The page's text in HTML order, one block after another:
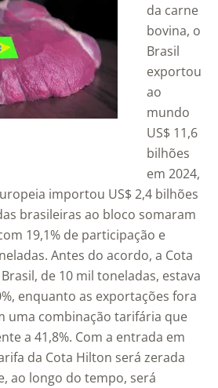
da carne
bovina, o
Brasil
exportou
ao
mundo
US$ 11,6
bilhões
em 2024,
importou US$ 2,4 bilhões
brasileiras ao bloco somaram
19,1% de participação e
Antes do acordo, a Cota
de 10 mil toneladas, estava
enquanto as exportações fora
uma combinação tarifária que
a 41,8%. Com a entrada em
da Cota Hilton será zerada
ao longo do tempo, será